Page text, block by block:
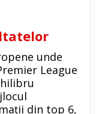
unde
League
din top 6,